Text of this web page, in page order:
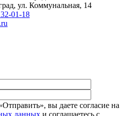
ул. Коммунальная, 14
01-18
вы даете согласие на